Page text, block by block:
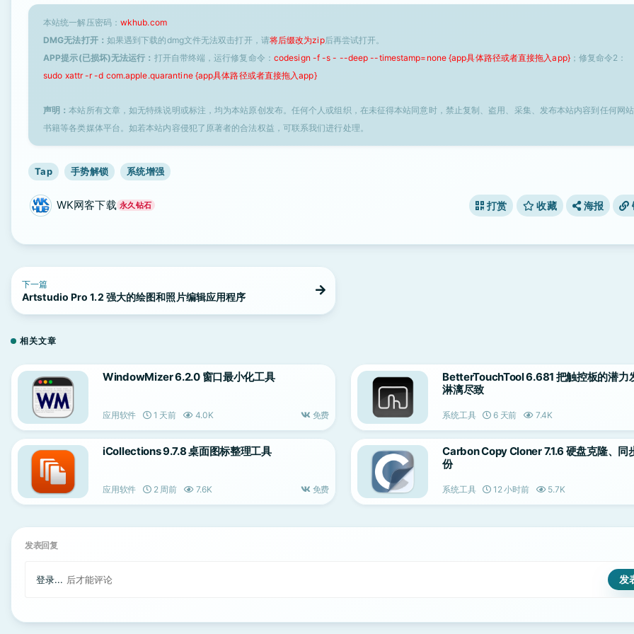
本站统一解压密码： wkhub.com
DMG无法打开： 如果遇到下载的dmg文件无法双击打开，请将后缀改为zip后再尝试打开。
APP提示(已损坏)无法运行： 打开自带终端，运行修复命令： codesign -f -s - --deep --timestamp=none {app具体路径或者直接拖入app}；修复命令2：
sudo xattr -r -d com.apple.quarantine {app具体路径或者直接拖入app}
声明：本站所有文章，如无特殊说明或标注，均为本站原创发布。任何个人或组织，在未征得本站同意时，禁止复制、盗用、采集、发布本站内容到任何网
书籍等各类媒体平台。如若本站内容侵犯了原著者的合法权益，可联系我们进行处理。
Tap 手势解锁 系统增强
WK网客下载 永久钻石 打赏 收藏 海报
下一篇
Artstudio Pro 1.2 强大的绘图和照片编辑应用程序
相关文章
WindowMizer 6.2.0 窗口最小化工具
应用软件 1 天前 4.0K 免费
BetterTouchTool 6.681 把触控板的潜力
淋漓尽致
系统工具 6 天前 7.4K
iCollections 9.7.8 桌面图标整理工具
应用软件 2 周前 7.6K 免费
Carbon Copy Cloner 7.1.6 硬盘克隆、同
份
系统工具 12 小时前 5.7K
发表回复
登录... 后才能评论